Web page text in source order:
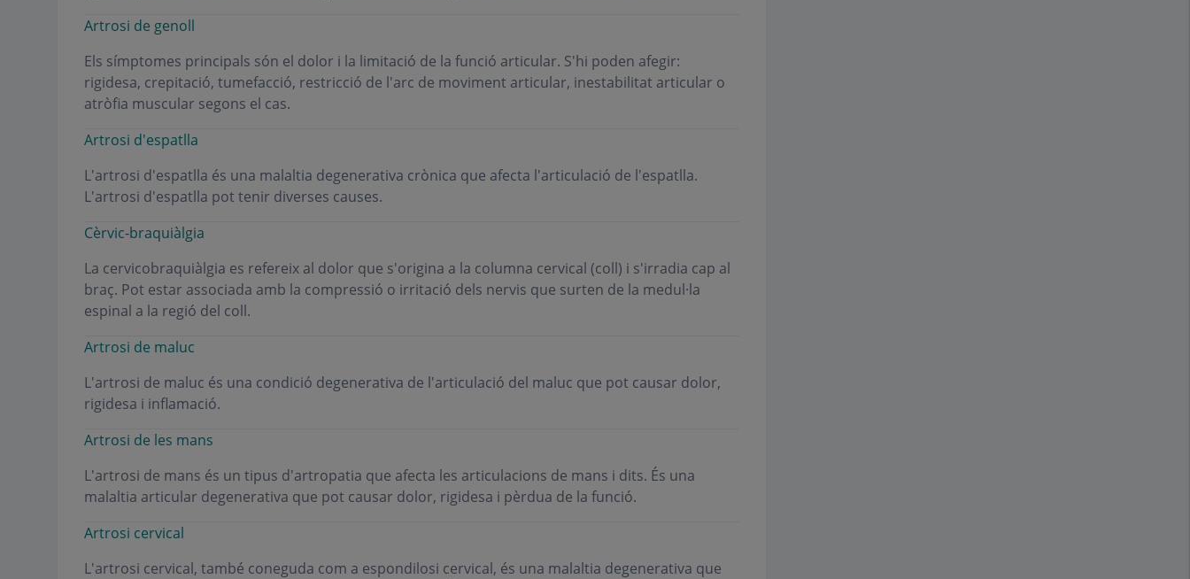
Artrosi de genoll
Els símptomes principals són el dolor i la limitació de la funció articular. S'hi poden afegir:
rigidesa, crepitació, tumefacció, restricció de l'arc de moviment articular, inestabilitat articular o
atròfia muscular segons el cas.
Artrosi d'espatlla
L'artrosi d'espatlla és una malaltia degenerativa crònica que afecta l'articulació de l'espatlla.
L'artrosi d'espatlla pot tenir diverses causes.
Cèrvic-braquiàlgia
La cervicobraquiàlgia es refereix al dolor que s'origina a la columna cervical (coll) i s'irradia cap al
braç. Pot estar associada amb la compressió o irritació dels nervis que surten de la medul·la
espinal a la regió del coll.
Artrosi de maluc
L'artrosi de maluc és una condició degenerativa de l'articulació del maluc que pot causar dolor,
rigidesa i inflamació.
Artrosi de les mans
L'artrosi de mans és un tipus d'artropatia que afecta les articulacions de mans i dits. És una
malaltia articular degenerativa que pot causar dolor, rigidesa i pèrdua de la funció.
Artrosi cervical
L'artrosi cervical, també coneguda com a espondilosi cervical, és una malaltia degenerativa que